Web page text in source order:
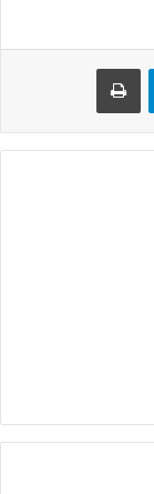
تيلقرام طباعة